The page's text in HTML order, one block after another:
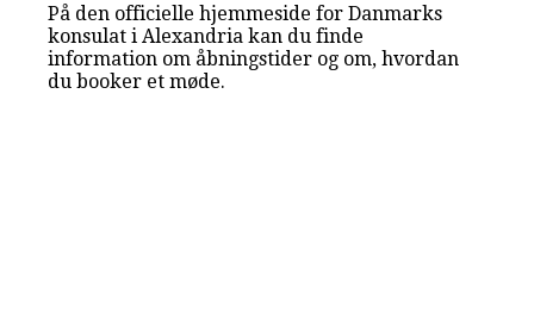
På den officielle hjemmeside for Danmarks
konsulat i Alexandria kan du finde
information om åbningstider og om, hvordan
du booker et møde.